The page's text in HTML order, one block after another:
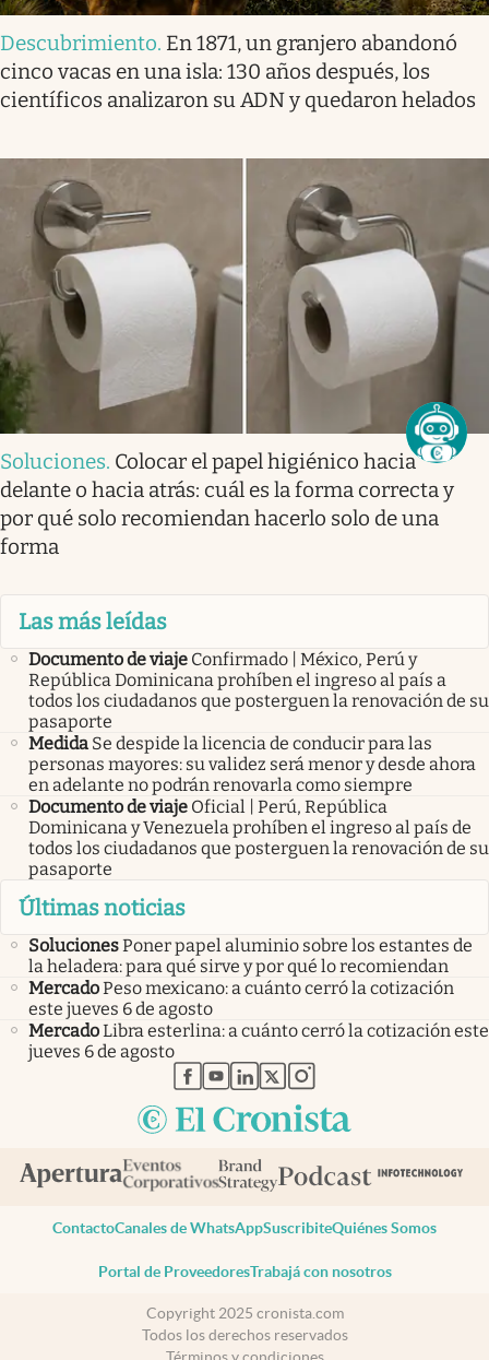
Descubrimiento. En 1871, un granjero abandonó
cinco vacas en una isla: 130 años después, los
científicos analizaron su ADN y quedaron helados
Soluciones. Colocar el papel higiénico hacia
delante o hacia atrás: cuál es la forma correcta y
por qué solo recomiendan hacerlo solo de una
forma
Las más leídas
Documento de viaje Confirmado | México, Perú y
República Dominicana prohíben el ingreso al país a
todos los ciudadanos que posterguen la renovación de su
pasaporte
Medida Se despide la licencia de conducir para las
personas mayores: su validez será menor y desde ahora
en adelante no podrán renovarla como siempre
Documento de viaje Oficial | Perú, República
Dominicana y Venezuela prohíben el ingreso al país de
todos los ciudadanos que posterguen la renovación de su
pasaporte
Últimas noticias
SolucionesPoner papel aluminio sobre los estantes de
la heladera: para qué sirve y por qué lo recomiendan
MercadoPeso mexicano: a cuánto cerró la cotización
este jueves 6 de agosto
MercadoLibra esterlina: a cuánto cerró la cotización este
jueves 6 de agosto
abre en nueva pestaña
abre en nueva pestaña
abre en nueva pestaña
abre en nueva pestaña
abre en nueva pestaña
ContactoCanales de WhatsAppSuscribiteQuiénes Somos
Portal de ProveedoresTrabajá con nosotros
Copyright 2025 cronista.com
Todos los derechos reservados